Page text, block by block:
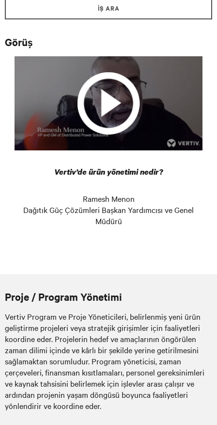
İŞ ARA
Görüş
Vertiv’de ürün yönetimi nedir?
Ramesh Menon
Dağıtık Güç Çözümleri Başkan Yardımcısı ve Genel
Müdürü
Proje / Program Yönetimi
Vertiv Program ve Proje Yöneticileri, belirlenmiş yeni ürün
geliştirme projeleri veya stratejik girişimler için faaliyetleri
koordine eder. Projelerin hedef ve amaçlarının öngörülen
zaman dilimi içinde ve kârlı bir şekilde yerine getirilmesini
sağlamaktan sorumludur. Program yöneticisi, zaman
çerçeveleri, finansman kısıtlamaları, personel gereksinimleri
ve kaynak tahsisini belirlemek için işlevler arası çalışır ve
ardından projenin yaşam döngüsü boyunca faaliyetleri
yönlendirir ve koordine eder.